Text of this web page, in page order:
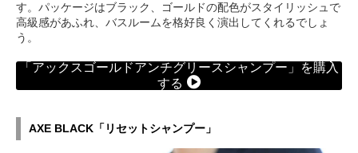
す。パッケージはブラック、ゴールドの配色がスタイリッシュで
高級感があふれ、バスルームを格好良く演出してくれるでしょ
う。
「アックスゴールドアンチグリースシャンプー」を購入
する
AXE BLACK「リセットシャンプー」